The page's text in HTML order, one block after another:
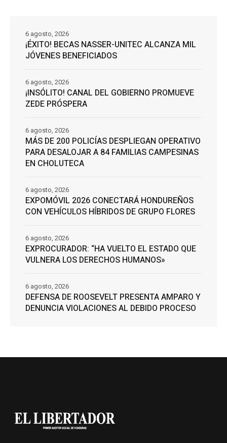
¡ÉXITO! BECAS NASSER-UNITEC ALCANZA MIL
JÓVENES BENEFICIADOS
6 agosto, 2026
¡INSÓLITO! CANAL DEL GOBIERNO PROMUEVE
ZEDE PRÓSPERA
6 agosto, 2026
MÁS DE 200 POLICÍAS DESPLIEGAN OPERATIVO
PARA DESALOJAR A 84 FAMILIAS CAMPESINAS
EN CHOLUTECA
6 agosto, 2026
EXPOMÓVIL 2026 CONECTARÁ HONDUREÑOS
CON VEHÍCULOS HÍBRIDOS DE GRUPO FLORES
6 agosto, 2026
EXPROCURADOR: “HA VUELTO EL ESTADO QUE
VULNERA LOS DERECHOS HUMANOS»
6 agosto, 2026
DEFENSA DE ROOSEVELT PRESENTA AMPARO Y
DENUNCIA VIOLACIONES AL DEBIDO PROCESO
6 agosto, 2026